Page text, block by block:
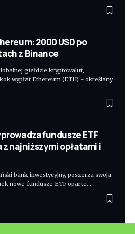
2000 USD po
z Binance
giełdzie kryptowalut,
wypłat Ethereum (ETH) - określany
fundusze ETF
z najniższymi opłatami i
bank inwestycyjny, poszerza swoją
nowe fundusze ETF oparte…